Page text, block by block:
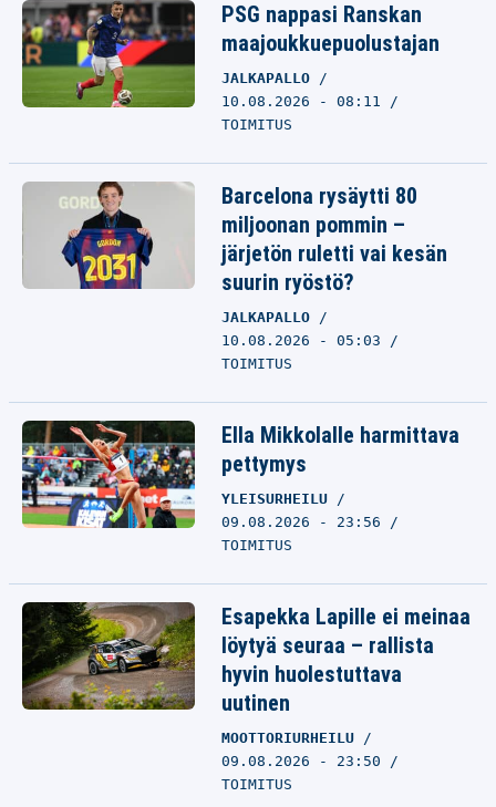
PSG nappasi Ranskan
maajoukkuepuolustajan
JALKAPALLO
10.08.2026 - 08:11
TOIMITUS
Barcelona rysäytti 80
miljoonan pommin –
järjetön ruletti vai kesän
suurin ryöstö?
JALKAPALLO
10.08.2026 - 05:03
TOIMITUS
Ella Mikkolalle harmittava
pettymys
YLEISURHEILU
09.08.2026 - 23:56
TOIMITUS
Esapekka Lapille ei meinaa
löytyä seuraa – rallista
hyvin huolestuttava
uutinen
MOOTTORIURHEILU
09.08.2026 - 23:50
TOIMITUS